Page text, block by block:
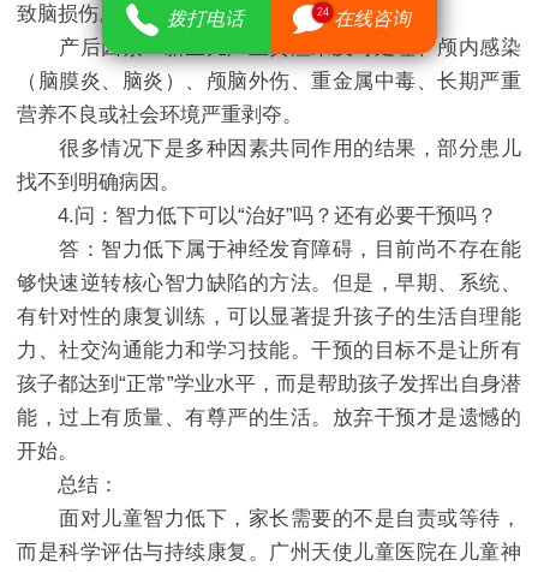
致脑损伤。
产后因素：新生儿严重黄疸未及时处理、颅内感染
（脑膜炎、脑炎）、颅脑外伤、重金属中毒、长期严重
营养不良或社会环境严重剥夺。
很多情况下是多种因素共同作用的结果，部分患儿
找不到明确病因。
4.问：智力低下可以“治好”吗？还有必要干预吗？
答：智力低下属于神经发育障碍，目前尚不存在能
够快速逆转核心智力缺陷的方法。但是，早期、系统、
有针对性的康复训练，可以显著提升孩子的生活自理能
力、社交沟通能力和学习技能。干预的目标不是让所有
孩子都达到“正常”学业水平，而是帮助孩子发挥出自身潜
能，过上有质量、有尊严的生活。放弃干预才是遗憾的
开始。
总结：
面对儿童智力低下，家长需要的不是自责或等待，
而是科学评估与持续康复。广州天使儿童医院在儿童神
拨打电话 24 在线咨询